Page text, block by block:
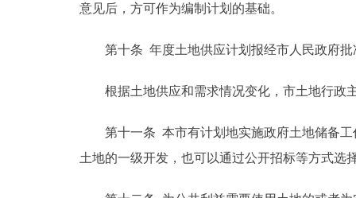
意见后，方可作为编制计划的基础。
第十条 年度土地供应计划报经市人民政府批
根据土地供应和需求情况变化，市土地行政主
第十一条 本市有计划地实施政府土地储备工
土地的一级开发，也可以通过公开招标等方式选